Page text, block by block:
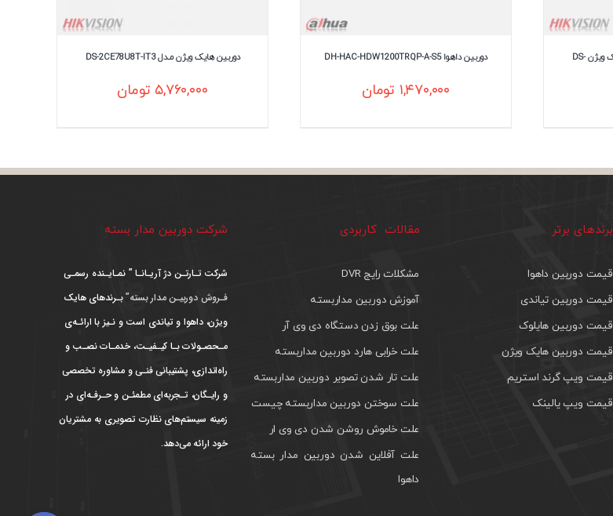
قیمت دوربین 2 مگاپیکسلی هایک ویژن DS-
دوربین داهوا DH-HAC-HDW1200TRQP-A-S5
۱,۴۷۰,۰۰۰ تومان
دوربین هایک ویژن مـدل DS-2CE78U8T-IT3
۵,۷۶۰,۰۰۰ تومان
برندهای برتر
قیمت دوربین داهوا
قیمت دوربین تیاندی
قیمت دوربین هایلوک
قیمت دوربین هایک ویژن
قیمت ویپ گرند استریم
قیمت ویپ یالینک
مقالات کاربردی
مشکلات رایج DVR
آموزش دوربین مداربسته
علت بوق زدن دستگاه دی وی آر
علت خرابی هارد دوربین مداربسته
علت تار شدن تصویر دوربین مداربسته
علت سوختن دوربین مداربسته چیست
علت خاموش روشن شدن دی وی ار
علت آفلاین شدن دوربین مدار بسته
داهوا
شرکت دوربین مدار بسته
شرکت تـارتـن دژ آریـانـا ” نمـایـنده رسمـی
فـروش دوربیـن مدار بسته”بـرندهای هایک
ویژن، داهوا و تیاندی است و نـیز با ارائـه‌ی
مـحصـولات بـا کیـفیـت، خدمـات نصـب و
راه‌اندازی، پشتیبانی فنـی و مشاوره تخصصی
و رایـگان، تـجربه‌ای مطمئـن و حـرفـه‌ای در
زمینه سیستم‌های نظارت تصویری به مشتریان
خود ارائه می‌دهد.